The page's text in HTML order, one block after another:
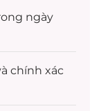
ngày
chính xác